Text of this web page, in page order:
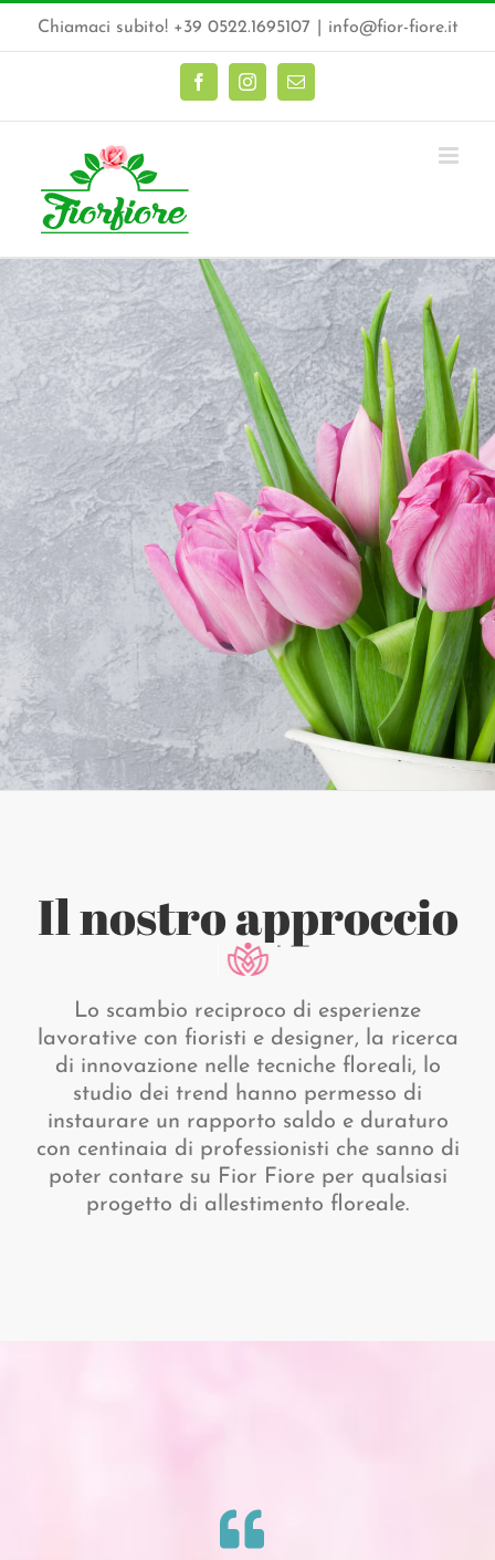
contenuto
Chiamaci subito! +39 0522.1695107 info@fior-fiore.it
FacebookInstagramEmail
Il nostro approccio
Lo scambio reciproco di esperienze
lavorative con fioristi e designer, la ricerca
di innovazione nelle tecniche floreali, lo
studio dei trend hanno permesso di
instaurare un rapporto saldo e duraturo
con centinaia di professionisti che sanno di
poter contare su Fior Fiore per qualsiasi
progetto di allestimento floreale.